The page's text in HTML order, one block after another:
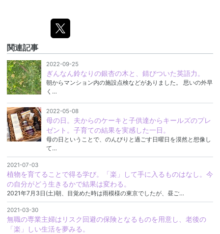
関連記事
2022-09-25
ぎんなん鈴なりの銀杏の木と、錆びついた英語力。
朝からマンション内の施設点検などがありました。 思いの外早
く…
2022-05-08
母の日。夫からのケーキと子供達からキールズのプレ
ゼント。子育ての結果を実感した一日。
母の日ということで、のんびりと過ごす日曜日を漠然と想像し
て…
2021-07-03
植物を育てることで得る学び。「楽」して手に入るものはなし。今
の自分がどう生きるかで結果は変わる。
2021年7月3日(土)朝、目覚めた時は雨模様の東京でしたが、昼ご…
2021-03-30
無職の専業主婦はリスク回避の保険となるものを用意し、老後の
「楽」しい生活を夢みる。